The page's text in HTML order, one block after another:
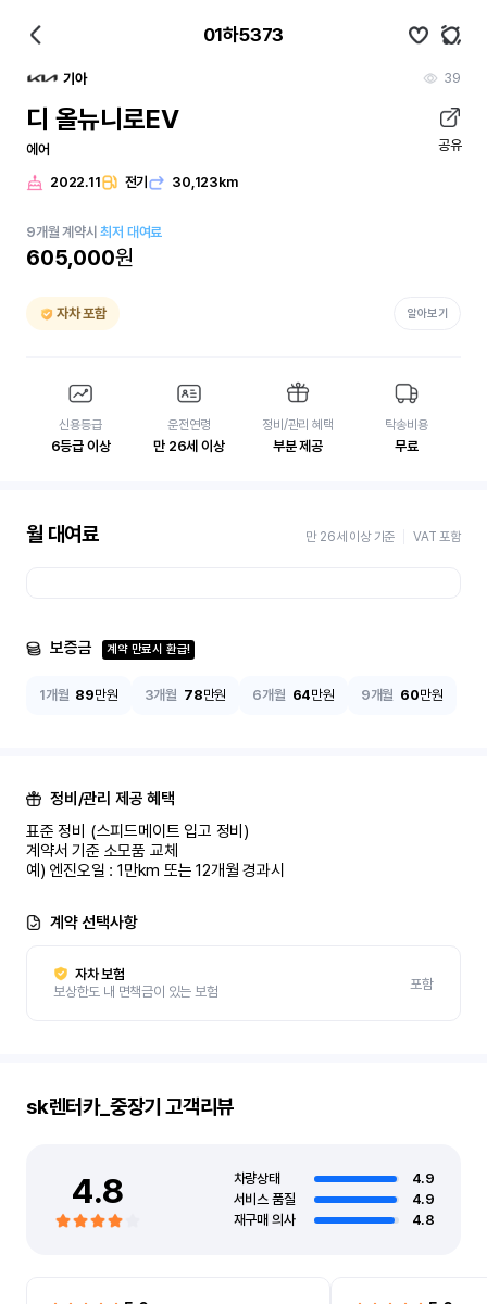
01하5373
기아 39
디 올뉴니로EV
에어 공유
2022.11 전기 30,123km
9개월 계약시최저 대여료
605,000원
자차 포함 알아보기
신용등급
6등급 이상
운전연령
만 26세 이상
정비/관리 혜택
부분 제공
탁송비용
무료
월 대여료 만 26세 이상 기준 VAT 포함
보증금 계약 만료시 환급!
1개월 89만원 3개월 78만원 6개월 64만원 9개월 60만원
정비/관리 제공 혜택
표준 정비 (스피드메이트 입고 정비)
계약서 기준 소모품 교체
예) 엔진오일 : 1만km 또는 12개월 경과시
계약 선택사항
자차 보험
보상한도 내 면책금이 있는 보험
포함
sk렌터카_중장기 고객리뷰
4.8 차량상태
4.9
서비스 품질
4.9
재구매 의사
4.8